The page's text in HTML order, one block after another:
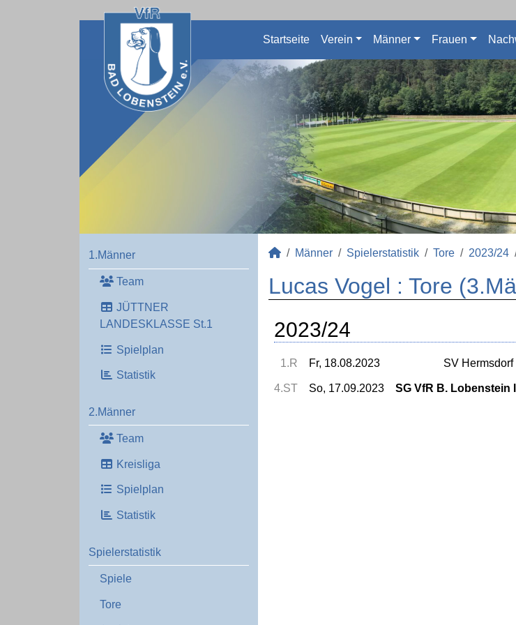
Startseite Verein Männer Frauen
1.Männer
Team
JÜTTNER
LANDESKLASSE St.1
Spielplan
Statistik
2.Männer
Team
Kreisliga
Spielplan
Statistik
Spielerstatistik
Spiele
Tore
Männer Spielerstatistik Tore 2023/24
Lucas Vogel : Tore
2023/24
1.R Fr, 18.08.2023 SV Hermsdorf II
4.ST So, 17.09.2023 SG VfR B. Lobenstein III